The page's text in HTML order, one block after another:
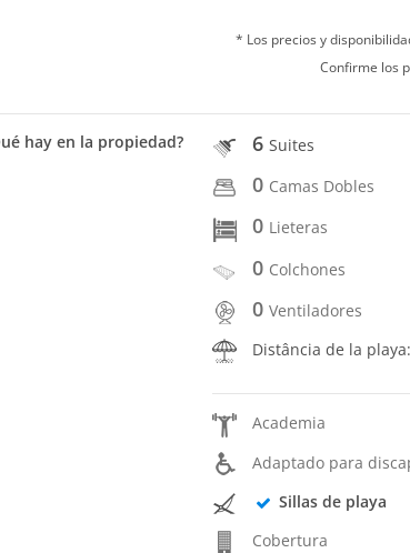
* Los precios y
Confirme los
hay en la propiedad? 6Suites
0 Camas Dobles
0 Lieteras
0 Colchones
0Ventiladores
Distância de la
Academia
Adaptado para
Sillas de playa
Cobertura